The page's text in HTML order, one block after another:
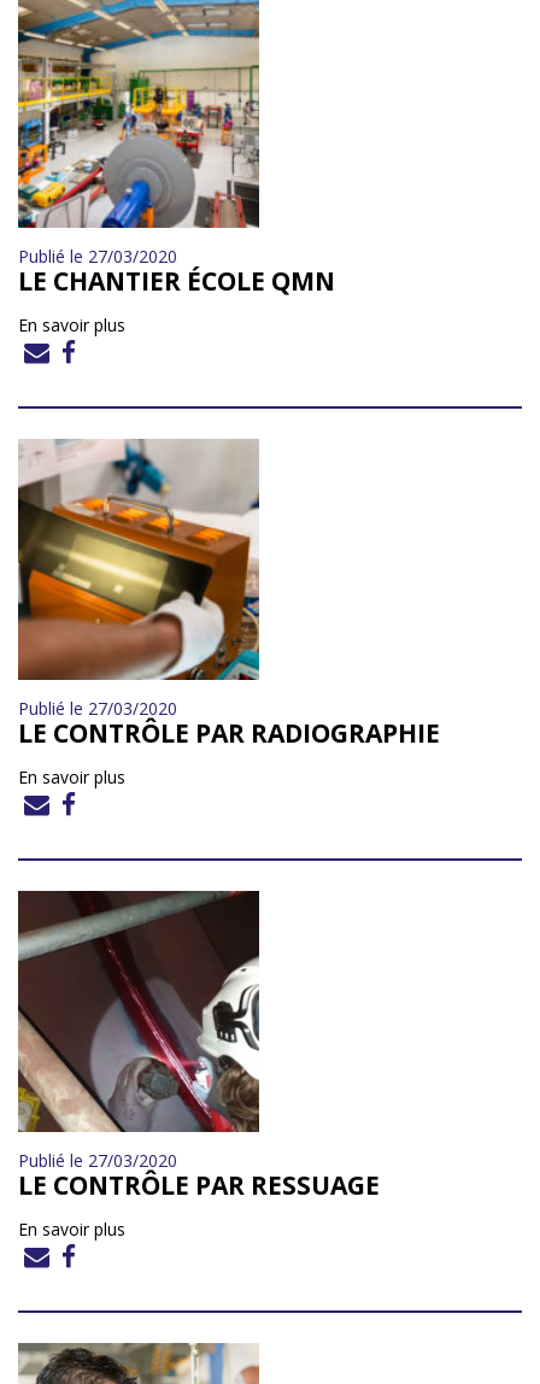
Publié le 27/03/2020
LE CHANTIER ÉCOLE QMN
En savoir plus
Publié le 27/03/2020
LE CONTRÔLE PAR RADIOGRAPHIE
En savoir plus
Publié le 27/03/2020
LE CONTRÔLE PAR RESSUAGE
En savoir plus